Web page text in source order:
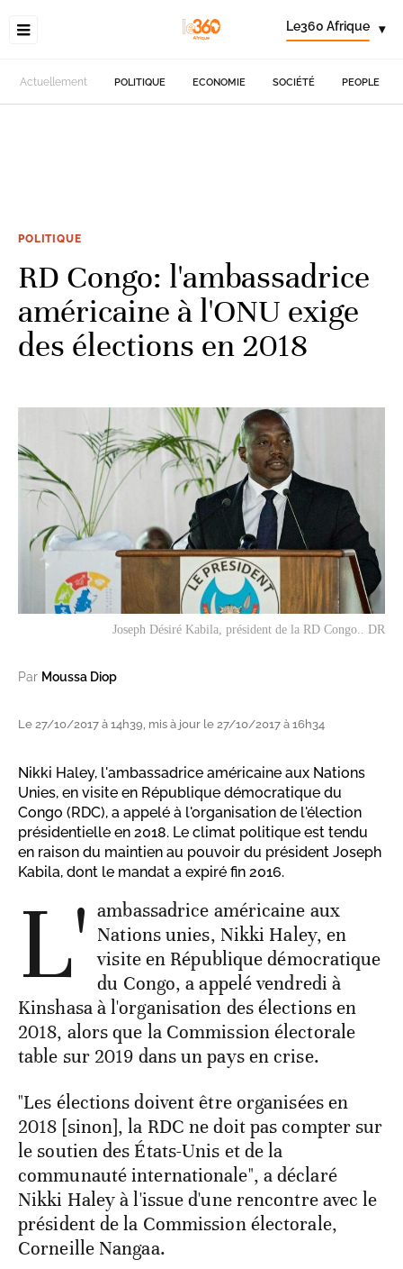
Le360 Afrique ▾
Actuellement POLITIQUE ECONOMIE SOCIÉTÉ PEOPLE
POLITIQUE
RD Congo: l'ambassadrice
américaine à l'ONU exige
des élections en 2018
Joseph Désiré Kabila, président de la RD Congo.. DR
Par Moussa Diop
Le 27/10/2017 à 14h39, mis à jour le 27/10/2017 à 16h34
Nikki Haley, l'ambassadrice américaine aux Nations
Unies, en visite en République démocratique du
Congo (RDC), a appelé à l'organisation de l'élection
présidentielle en 2018. Le climat politique est tendu
en raison du maintien au pouvoir du président Joseph
Kabila, dont le mandat a expiré fin 2016.
L' ambassadrice américaine aux
Nations unies, Nikki Haley, en
visite en République démocratique
du Congo, a appelé vendredi à
Kinshasa à l'organisation des élections en
2018, alors que la Commission électorale
table sur 2019 dans un pays en crise.
"Les élections doivent être organisées en
2018 [sinon], la RDC ne doit pas compter sur
le soutien des États-Unis et de la
communauté internationale", a déclaré
Nikki Haley à l'issue d'une rencontre avec le
président de la Commission électorale,
Corneille Nangaa.